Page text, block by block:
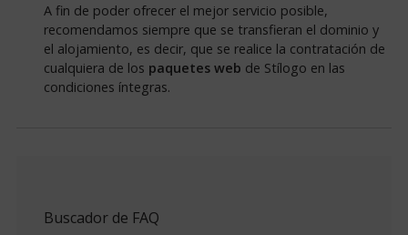
A fin de poder ofrecer el mejor servicio posible,
recomendamos siempre que se transfieran el dominio y
el alojamiento, es decir, que se realice la contratación de
cualquiera de los paquetes web de Stílogo en las
condiciones íntegras.
Buscador de FAQ